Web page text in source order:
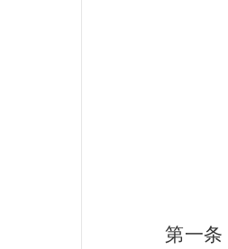
第一条